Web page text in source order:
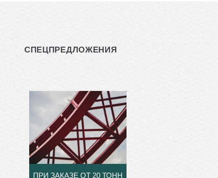
СПЕЦПРЕДЛОЖЕНИЯ
ПРИ ЗАКАЗЕ ОТ 20 ТОНН